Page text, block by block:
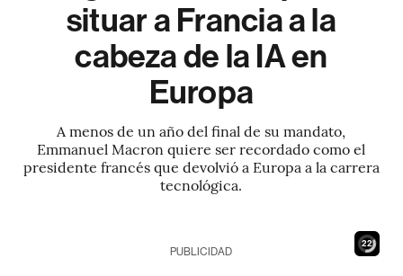
situar a Francia a la
cabeza de la IA en
Europa
A menos de un año del final de su mandato,
Emmanuel Macron quiere ser recordado como el
presidente francés que devolvió a Europa a la carrera
tecnológica.
20
PUBLICIDAD